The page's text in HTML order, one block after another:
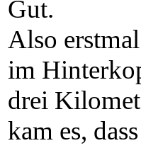
Gut.
Also
im
drei
kam es,